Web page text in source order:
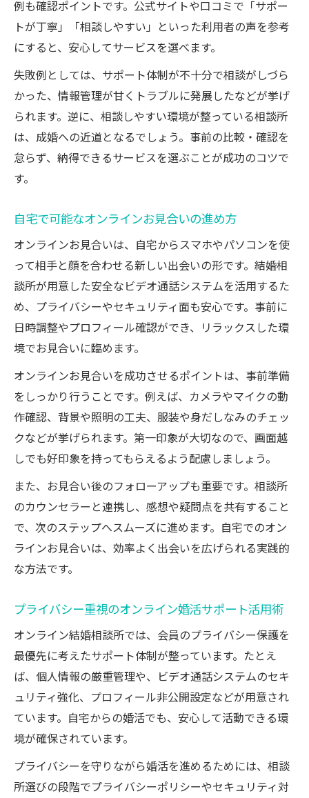
例も確認ポイントです。公式サイトや口コミで「サポー
トが丁寧」「相談しやすい」といった利用者の声を参考
にすると、安心してサービスを選べます。
失敗例としては、サポート体制が不十分で相談がしづら
かった、情報管理が甘くトラブルに発展したなどが挙げ
られます。逆に、相談しやすい環境が整っている相談所
は、成婚への近道となるでしょう。事前の比較・確認を
怠らず、納得できるサービスを選ぶことが成功のコツで
す。
自宅で可能なオンラインお見合いの進め方
オンラインお見合いは、自宅からスマホやパソコンを使
って相手と顔を合わせる新しい出会いの形です。結婚相
談所が用意した安全なビデオ通話システムを活用するた
め、プライバシーやセキュリティ面も安心です。事前に
日時調整やプロフィール確認ができ、リラックスした環
境でお見合いに臨めます。
オンラインお見合いを成功させるポイントは、事前準備
をしっかり行うことです。例えば、カメラやマイクの動
作確認、背景や照明の工夫、服装や身だしなみのチェッ
クなどが挙げられます。第一印象が大切なので、画面越
しでも好印象を持ってもらえるよう配慮しましょう。
また、お見合い後のフォローアップも重要です。相談所
のカウンセラーと連携し、感想や疑問点を共有すること
で、次のステップへスムーズに進めます。自宅でのオン
ラインお見合いは、効率よく出会いを広げられる実践的
な方法です。
プライバシー重視のオンライン婚活サポート活用術
オンライン結婚相談所では、会員のプライバシー保護を
最優先に考えたサポート体制が整っています。たとえ
ば、個人情報の厳重管理や、ビデオ通話システムのセキ
ュリティ強化、プロフィール非公開設定などが用意され
ています。自宅からの婚活でも、安心して活動できる環
境が確保されています。
プライバシーを守りながら婚活を進めるためには、相談
所選びの段階でプライバシーポリシーやセキュリティ対